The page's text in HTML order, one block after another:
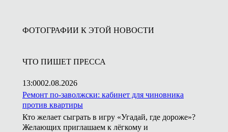
ФОТОГРАФИИ К ЭТОЙ НОВОСТИ
ЧТО ПИШЕТ ПРЕССА
13:0002.08.2026
Ремонт по-заволжски: кабинет для чиновника
против квартиры
Кто желает сыграть в игру «Угадай, где дороже»?
Желающих приглашаем к лёгкому и